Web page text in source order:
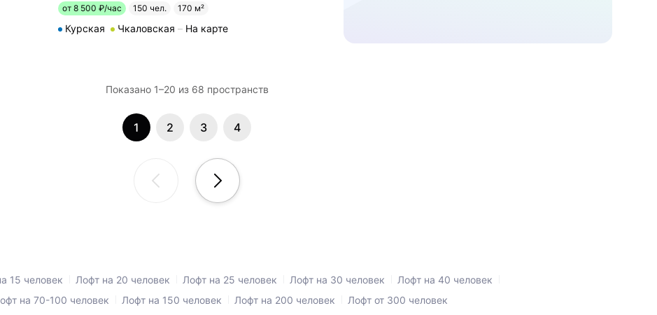
от 8 500 ₽/час 150 чел. 170 м²
Курская Чкаловская На карте
Показано 1–20 из 68 пространств
1 2 3 4
15 человек Лофт на 20 человек Лофт на 25 человек Лофт на 30 человек
Лофт на 40 человек
на 70-100 человек Лофт на 150 человек Лофт на 200 человек Лофт от 300 человек